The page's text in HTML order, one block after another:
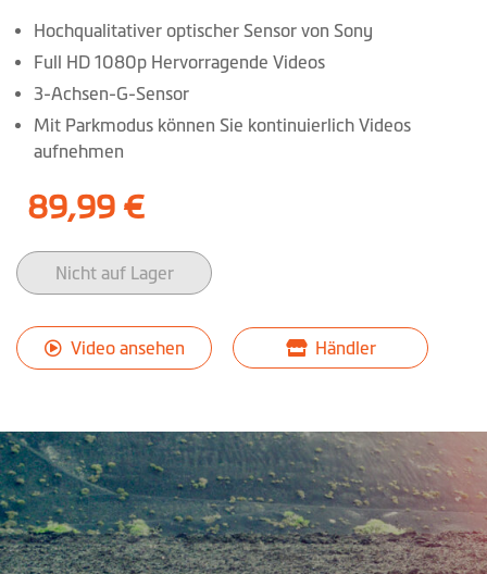
Hochqualitativer optischer Sensor von Sony
Full HD 1080p Hervorragende Videos
3-Achsen-G-Sensor
Mit Parkmodus können Sie kontinuierlich Videos
aufnehmen
89,99 €
Nicht auf Lager
Video ansehen Händler